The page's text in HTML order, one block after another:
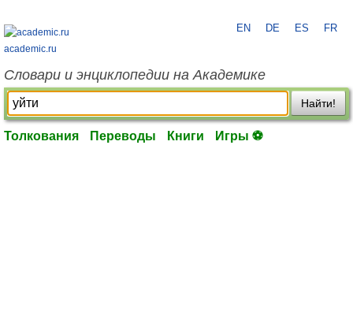
academic.ru
EN DE ES FR
Словари и энциклопедии на Академике
Найти!
Толкования Переводы Книги Игры ⚽